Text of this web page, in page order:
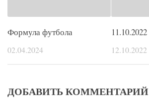
Формула футбола
02.04.2024
11.10.2022
12.10.2022
ДОБАВИТЬ КОММЕНТАРИЙ